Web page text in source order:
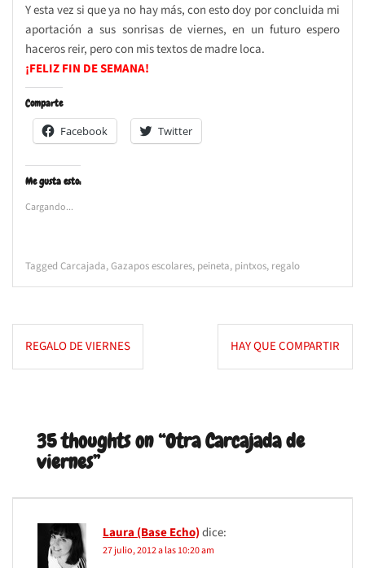
Y esta vez si que ya no hay más, con esto doy por concluida mi
aportación a sus sonrisas de viernes, en un futuro espero
haceros reir, pero con mis textos de madre loca.
¡FELIZ FIN DE SEMANA!
Comparte
Facebook Twitter
Me gusta esto:
Cargando...
Tagged Carcajada,Gazapos escolares, peineta, pintxos, regalo
Navegación
de
REGALO DE VIERNES HAY QUE COMPARTIR
35 thoughts on “Otra Carcajada de
viernes”
Laura (Base Echo)dice:
27 julio, 2012 a las 10:20 am